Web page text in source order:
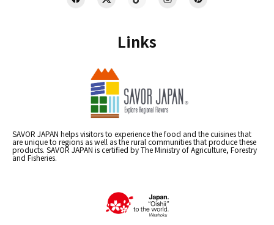
Links
SAVOR JAPAN helps visitors to experience the food and the cuisines that
are unique to regions as well as the rural communities that produce these
products. SAVOR JAPAN is certified by The Ministry of Agriculture, Forestry
and Fisheries.